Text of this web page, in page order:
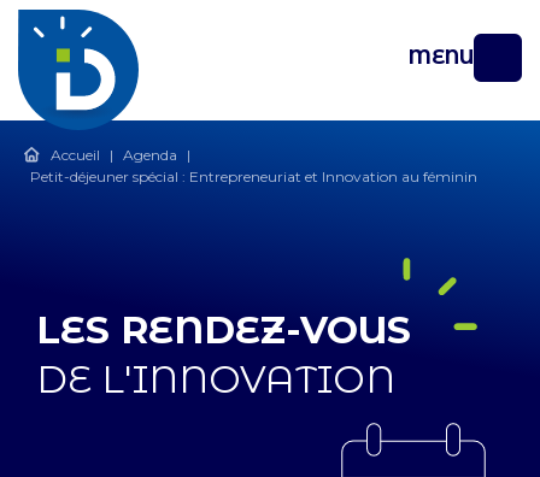
MENU
Accueil | Agenda
|
Petit-déjeuner spécial : Entrepreneuriat et Innovation au féminin
LES RENDEZ-VOUS
DE L'INNOVATION